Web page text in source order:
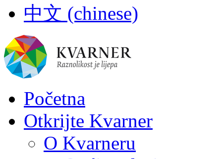
中文 (chinese)
Početna
Otkrijte Kvarner
O Kvarneru